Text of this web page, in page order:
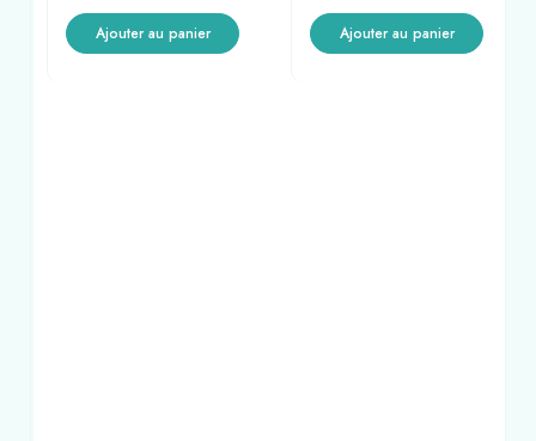
Ajouter au panier Ajouter au panier